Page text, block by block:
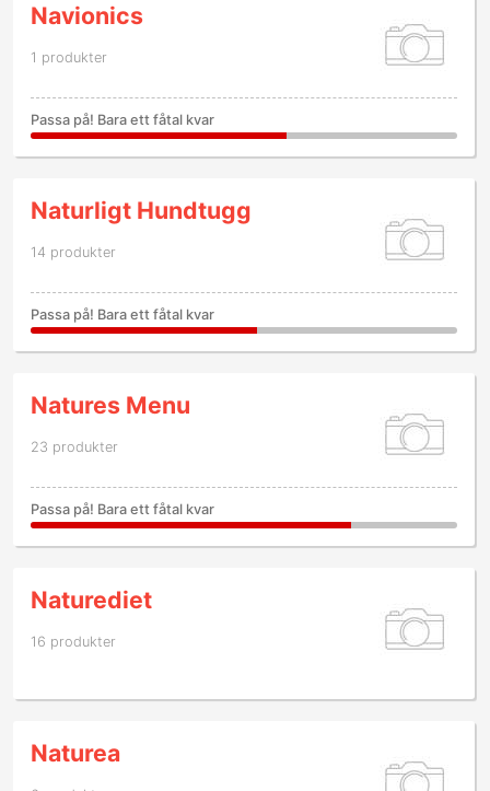
Navionics
1 produkter
Passa på! Bara ett fåtal kvar
Naturligt Hundtugg
14 produkter
Passa på! Bara ett fåtal kvar
Natures Menu
23 produkter
Passa på! Bara ett fåtal kvar
Naturediet
16 produkter
Naturea